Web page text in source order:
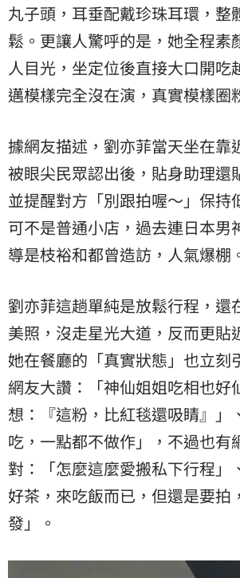
丸子頭，耳垂配戴珍珠耳環，整
鬆。更讓人驚呼的是，她全程素
人目光，坐定位後直接大口開吃
邁模樣完全沒在演，真實模樣圈
據網友描述，劉亦菲當天坐在靠
被眼尖民眾認出後，貼身助理還
並提醒對方「別跟拍喔～」保持
可不是普通小店，過去連日本男
導是枝裕和都曾造訪，人氣爆棚
劉亦菲這趟單純是放鬆行程，還
美照，沒走星光大道，反而更貼
她在餐廳的「真實狀態」也立刻
網友大讚：「神仙姐姐吃相也好
想：『這粉，比紅毯還吸睛』」
吃，一點都不做作」，不過也有
對：「怎麼這麼愛搬私下行程」
好茶，來吃飯而已，但還是要拍
發」。